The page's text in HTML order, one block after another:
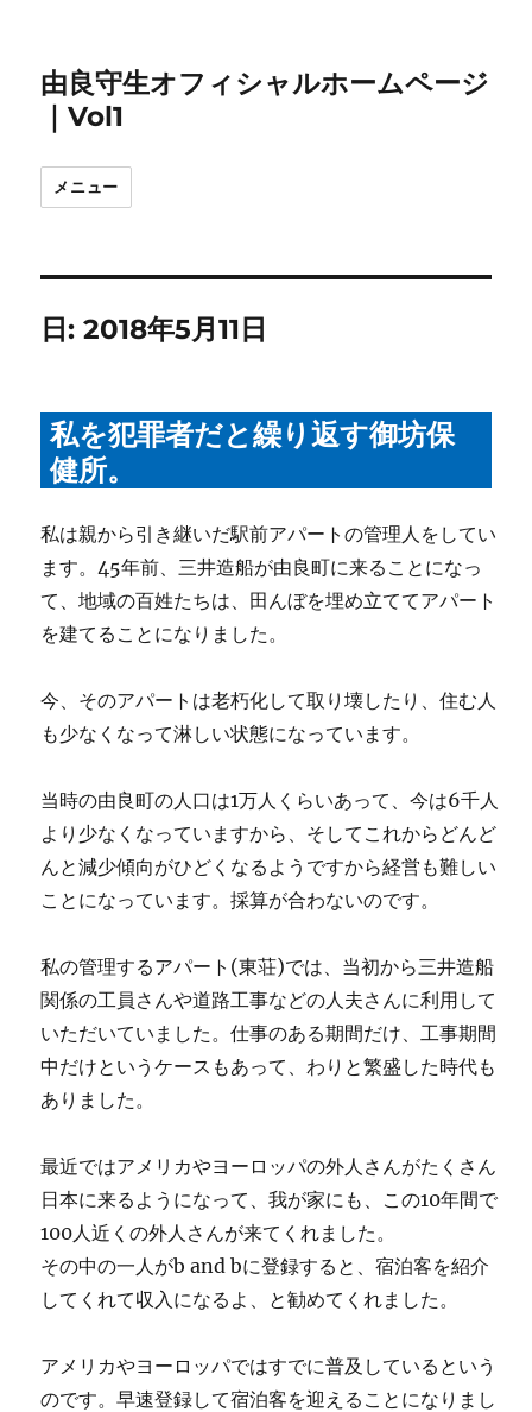
由良守生オフィシャルホームページ
｜Vol1
メニュー
日:2018年5月11日
私を犯罪者だと繰り返す御坊保
健所。
私は親から引き継いだ駅前アパートの管理人をしてい
ます。45年前、三井造船が由良町に来ることになっ
て、地域の百姓たちは、田んぼを埋め立ててアパート
を建てることになりました。
今、そのアパートは老朽化して取り壊したり、住む人
も少なくなって淋しい状態になっています。
当時の由良町の人口は1万人くらいあって、今は6千人
より少なくなっていますから、そしてこれからどんど
んと減少傾向がひどくなるようですから経営も難しい
ことになっています。採算が合わないのです。
私の管理するアパート(東荘)では、当初から三井造船
関係の工員さんや道路工事などの人夫さんに利用して
いただいていました。仕事のある期間だけ、工事期間
中だけというケースもあって、わりと繁盛した時代も
ありました。
最近ではアメリカやヨーロッパの外人さんがたくさん
日本に来るようになって、我が家にも、この10年間で
100人近くの外人さんが来てくれました。
その中の一人がb and bに登録すると、宿泊客を紹介
してくれて収入になるよ、と勧めてくれました。
アメリカやヨーロッパではすでに普及しているという
のです。早速登録して宿泊客を迎えることになりまし